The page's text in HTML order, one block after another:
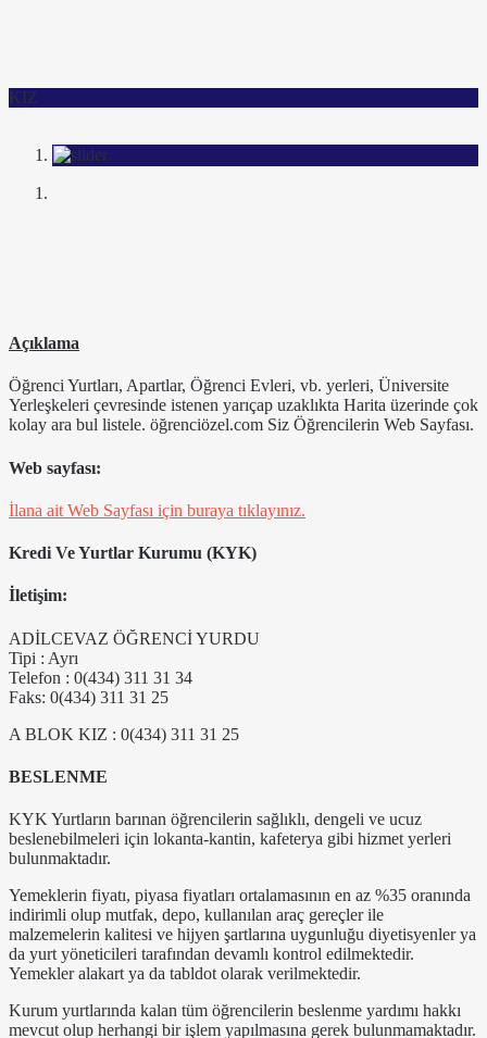
KIZ
Açıklama
Öğrenci Yurtları, Apartlar, Öğrenci Evleri, vb. yerleri, Üniversite
Yerleşkeleri çevresinde istenen yarıçap uzaklıkta Harita üzerinde çok
kolay ara bul listele. öğrenciözel.com Siz Öğrencilerin Web Sayfası.
Web sayfası:
İlana ait Web Sayfası için buraya tıklayınız.
Kredi Ve Yurtlar Kurumu (KYK)
İletişim:
ADİLCEVAZ ÖĞRENCİ YURDU
Tipi : Ayrı
Telefon : 0(434) 311 31 34
Faks: 0(434) 311 31 25
A BLOK KIZ : 0(434) 311 31 25
BESLENME
KYK Yurtların barınan öğrencilerin sağlıklı, dengeli ve ucuz
beslenebilmeleri için lokanta-kantin, kafeterya gibi hizmet yerleri
bulunmaktadır.
Yemeklerin fiyatı, piyasa fiyatları ortalamasının en az %35 oranında
indirimli olup mutfak, depo, kullanılan araç gereçler ile
malzemelerin kalitesi ve hijyen şartlarına uygunluğu diyetisyenler ya
da yurt yöneticileri tarafından devamlı kontrol edilmektedir.
Yemekler alakart ya da tabldot olarak verilmektedir.
Kurum yurtlarında kalan tüm öğrencilerin beslenme yardımı hakkı
mevcut olup herhangi bir işlem yapılmasına gerek bulunmamaktadır.